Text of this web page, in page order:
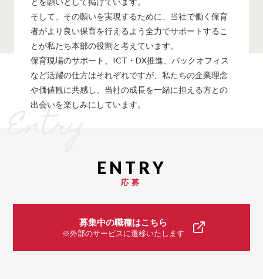
そして、その願いを実現するために、当社で働く保育
者がより良い保育を行えるよう全力でサポートするこ
とが私たち本部の役割と考えています。
保育現場のサポート、ICT・DX推進、バックオフィス
など活躍の仕方はそれぞれですが、私たちの企業理念
や価値観に共感し、当社の成長を一緒に担える方との
出会いを楽しみにしています。
応募
募集中の職種はこちら
※外部のサービスに遷移いたします